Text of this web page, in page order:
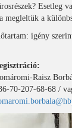
Esetleg
megleltük a
igény
Raisz
70-207-68-68 /